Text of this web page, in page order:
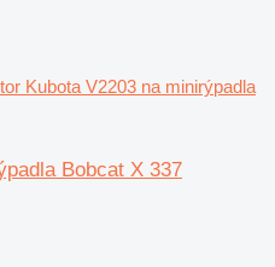
Kubota V2203 na minirýpadla
Bobcat X 337